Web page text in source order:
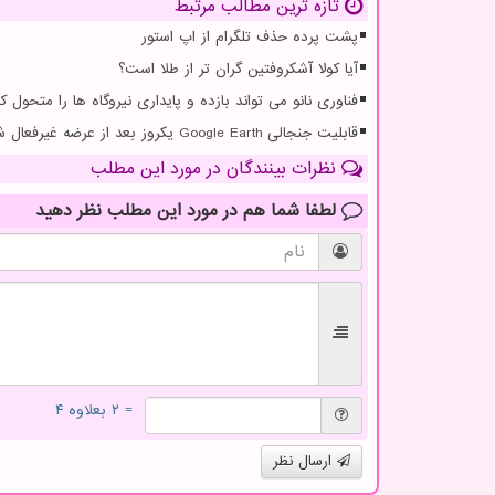
تازه ترین مطالب مرتبط
پشت پرده حذف تلگرام از اپ استور
آیا کولا آشکروفتین گران تر از طلا است؟
فناوری نانو می تواند بازده و پایداری نیروگاه ها را متحول
قابلیت جنجالی Google Earth یکروز بعد از عرضه غیرفعال شد
نظرات بینندگان در مورد این مطلب
لطفا شما هم در مورد این مطلب نظر دهید
= ۲ بعلاوه ۴
ارسال نظر